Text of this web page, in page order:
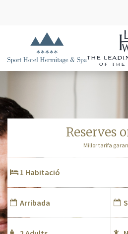
reserves
Millor tarifa